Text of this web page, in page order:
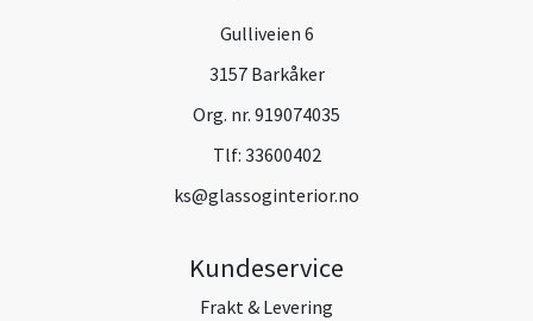
Gulliveien 6
3157 Barkåker
Org. nr. 919074035
Tlf: 33600402
ks@glassoginterior.no
Kundeservice
Frakt & Levering